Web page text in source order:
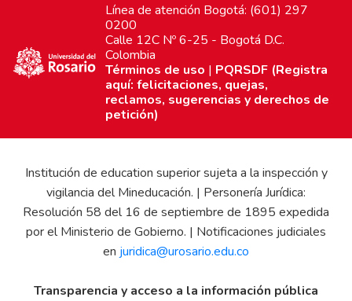
Línea de atención Bogotá: (601) 297
0200
Calle 12C Nº 6-25 - Bogotá D.C.
Colombia
Términos de uso | PQRSDF (Registra
aquí: felicitaciones, quejas,
reclamos, sugerencias y derechos de
petición)
Institución de education superior sujeta a la inspección y
vigilancia del Mineducación. | Personería Jurídica:
Resolución 58 del 16 de septiembre de 1895 expedida
por el Ministerio de Gobierno. | Notificaciones judiciales
en juridica@urosario.edu.co
Transparencia y acceso a la información pública